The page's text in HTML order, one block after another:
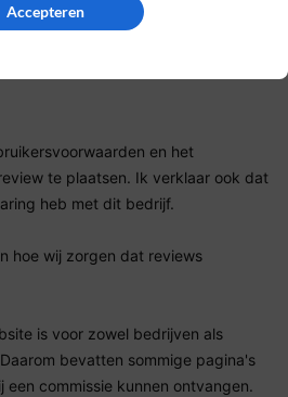
en het
te plaatsen. Ik verklaar ook dat
heb met dit bedrijf.
hoe wij zorgen dat reviews
is voor zowel bedrijven als
bevatten sommige pagina's
een commissie kunnen ontvangen.
Accepteren